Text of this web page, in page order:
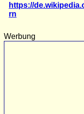
https://
rn
Werbung